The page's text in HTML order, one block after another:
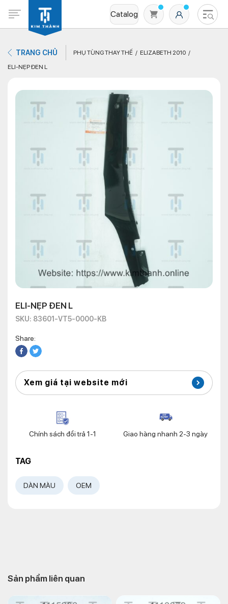
Catalog
Không có sản phẩm nào trong giỏ hàng
TRANG CHỦ PHỤ TÙNG THAY THẾ
ELIZABETH 2010
ELI-NẸP ĐEN L
ELI-NẸP ĐEN L
SKU: 83601-VT5-0000-KB
Share:
Xem giá tại website mới
Chính sách đổi trả 1-1 Giao hàng nhanh 2-3 ngày
TAG
DÀN MÀU OEM
Sản phẩm liên quan